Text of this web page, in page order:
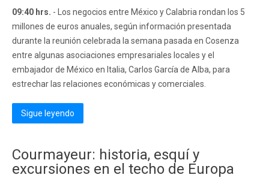
09:40 hrs. - Los negocios entre México y Calabria rondan los 5
millones de euros anuales, según información presentada
durante la reunión celebrada la semana pasada en Cosenza
entre algunas asociaciones empresariales locales y el
embajador de México en Italia, Carlos García de Alba, para
estrechar las relaciones económicas y comerciales.
Sigue leyendo
Courmayeur: historia, esquí y
excursiones en el techo de Europa